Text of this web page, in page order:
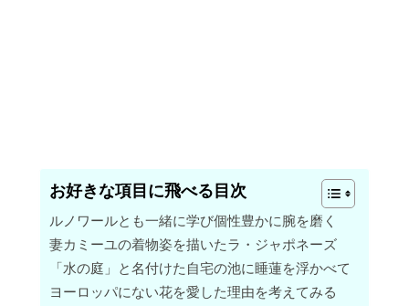
お好きな項目に飛べる目次
ルノワールとも一緒に学び個性豊かに腕を磨く
妻カミーユの着物姿を描いたラ・ジャポネーズ
「水の庭」と名付けた自宅の池に睡蓮を浮かべて
ヨーロッパにない花を愛した理由を考えてみる